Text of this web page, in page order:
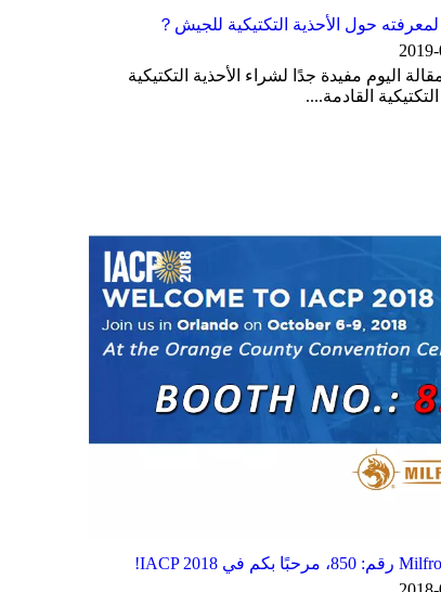
لمعرفته حول الأحذية التكتيكية للجيش？
اليوم مفيدة جدًا لشراء الأحذية التكتيكية
القادمة....